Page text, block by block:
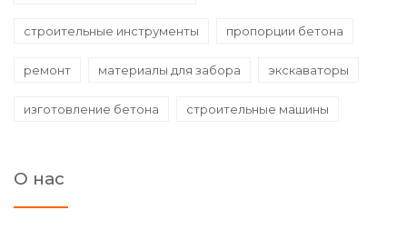
строительные инструменты пропорции бетона
ремонт материалы для забора экскаваторы
изготовление бетона строительные машины
О нас